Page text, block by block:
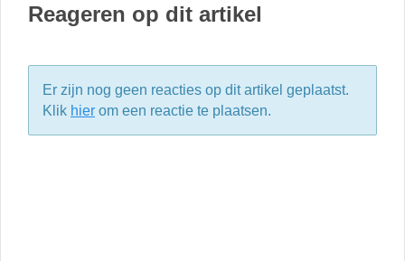
Reageren op dit artikel
Er zijn nog geen reacties op dit artikel geplaatst.
Klik hier om een reactie te plaatsen.